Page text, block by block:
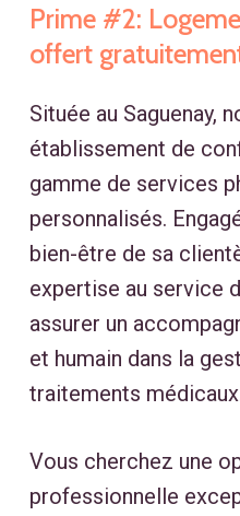
Prime #2:
offert
Située au Saguenay,
établissement de
gamme de services
personnalisés.
bien-être de sa
expertise au service
assurer un
et humain dans la
traitements
Vous cherchez une
professionnelle